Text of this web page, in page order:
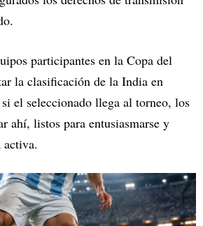
participantes en la Copa del
la clasificación de la India en
el seleccionado llega al torneo, los
ahí, listos para entusiasmarse y
activa.